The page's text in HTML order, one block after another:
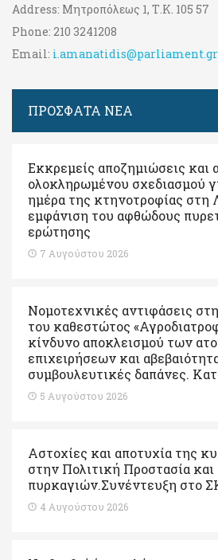
Address: Μητροπόλεως 1, Τ.Κ. 105 57
Phone: 210 3241208
Email: i.amanatidis@parliament.gr
ΠΡΟΣΦΑΤΑ ΝΕΑ
Εκκρεμείς αποζημιώσεις και
ολοκληρωμένου σχεδιασμού
ημέρα της κτηνοτροφίας στη
εμφάνιση του αφθώδους
ερώτησης
7 Αυγούστου 2026
Νομοτεχνικές αντιφάσεις
του καθεστώτος
κίνδυνο αποκλεισμού των
επιχειρήσεων και
συμβουλευτικές δαπάνες.
5 Αυγούστου 2026
Αστοχίες και αποτυχία της
στην Πολιτική Προστασία
πυρκαγιών.Συνέντευξη στο
4 Αυγούστου 2026